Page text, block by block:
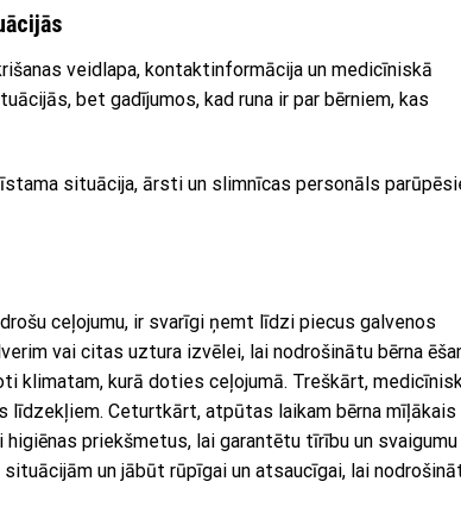
veidlapa, kontaktinformācija un medicīniskā
bet gadījumos, kad runa ir par bērniem, kas
situācija, ārsti un slimnīcas personāls
ceļojumu, ir svarīgi ņemt līdzi piecus galvenos
vai citas uztura izvēlei, lai nodrošinātu bērna
klimatam, kurā doties ceļojumā. Treškārt,
līdzekļiem. Ceturtkārt, atpūtas laikam bērna mīļākais
priekšmetus, lai garantētu tīrību un svaigumu
un jābūt rūpīgai un atsaucīgai, lai